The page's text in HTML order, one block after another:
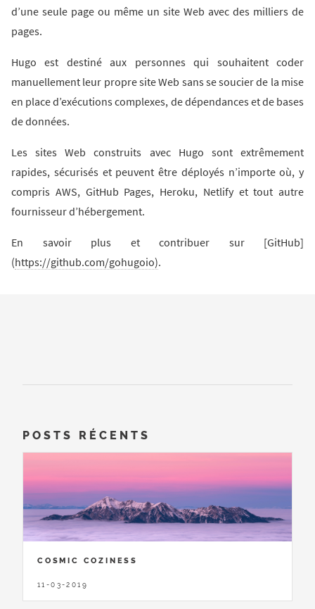
d’une seule page ou même un site Web avec des milliers de
pages.
Hugo est destiné aux personnes qui souhaitent coder
manuellement leur propre site Web sans se soucier de la mise
en place d’exécutions complexes, de dépendances et de bases
de données.
Les sites Web construits avec Hugo sont extrêmement
rapides, sécurisés et peuvent être déployés n’importe où, y
compris AWS, GitHub Pages, Heroku, Netlify et tout autre
fournisseur d’hébergement.
En savoir plus et contribuer sur [GitHub]
(https://github.com/gohugoio).
POSTS RÉCENTS
COSMIC COZINESS
11-03-2019